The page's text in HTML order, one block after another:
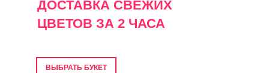
ДОСТАВКА СВЕЖИХ
ЦВЕТОВ ЗА 2 ЧАСА
ВЫБРАТЬ БУКЕТ